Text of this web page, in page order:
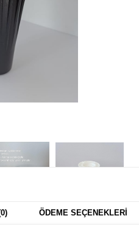
ÖDEME SEÇENEKLERI